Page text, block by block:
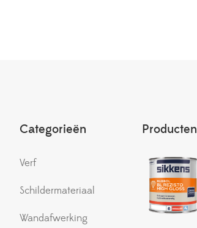
Categorieën
Verf
Schildermateriaal
Wandafwerking
Producten